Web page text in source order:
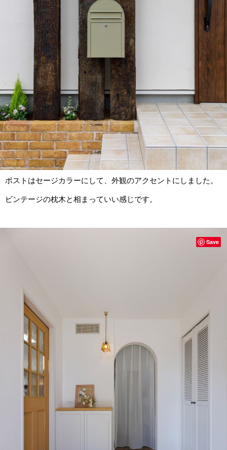
ポストはセージカラーにして、外観のアクセントにしました。
ビンテージの枕木と相まっていい感じです。
Save